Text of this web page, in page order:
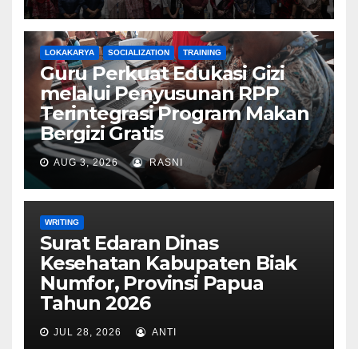
LOKAKARYA SOCIALIZATION TRAINING
Guru Perkuat Edukasi Gizi
melalui Penyusunan RPP
Terintegrasi Program Makan
Bergizi Gratis
AUG 3, 2026 RASNI
WRITING
Surat Edaran Dinas
Kesehatan Kabupaten Biak
Numfor, Provinsi Papua
Tahun 2026
JUL 28, 2026 ANTI